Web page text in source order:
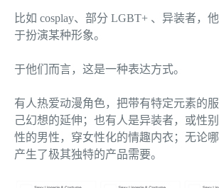
比如 cosplay、部分 LGBT+ 、异装者，
于扮演某种形象。
于他们而言，这是一种表达方式。
有人热爱动漫角色，把带有特定元素的
己幻想的延伸；也有人是异装者，或性
性的男性，穿女性化的情趣内衣；无论
产生了极其独特的产品需要。